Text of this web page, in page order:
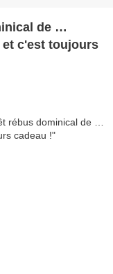
de …
c'est toujours